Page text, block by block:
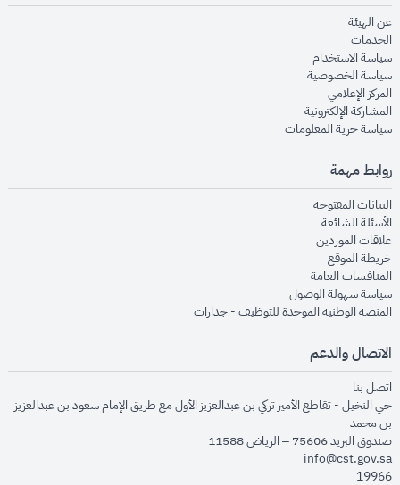
عن الهيئةopens in new window
الخدماتopens in new window
سياسة الاستخدام
سياسة الخصوصيةopens in new window
المركز الإعلاميopens in new window
المشاركة الإلكترونيةopens in new window
سياسة حرية المعلوماتopens in new window
روابط مهمة
البيانات المفتوحةopens in new window
الأسئلة الشائعةopens in new window
علاقات الموردينopens in new window
خريطة الموقعopens in new window
المنافسات العامةopens in new window
سياسة سهولة الوصولopens in new window
المنصة الوطنية الموحدة للتوظيف - جداراتopens in new window
الاتصال والدعم
اتصل بنا
حي النخيل - تقاطع الأمير تركي بن عبدالعزيز الأول مع طريق الإمام سعود بن عبدالعزيز
بن محمد
صندوق البريد 75606 – الرياض 11588
info@cst.gov.sa
19966